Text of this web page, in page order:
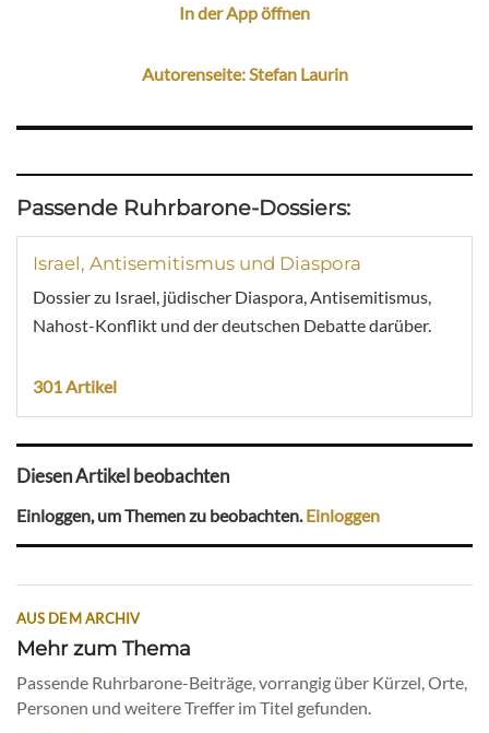
In der App öffnen
Autorenseite: Stefan Laurin
Passende Ruhrbarone-Dossiers:
Israel, Antisemitismus und Diaspora
Dossier zu Israel, jüdischer Diaspora, Antisemitismus,
Nahost-Konflikt und der deutschen Debatte darüber.
301 Artikel
Diesen Artikel beobachten
Einloggen, um Themen zu beobachten. Einloggen
AUS DEM ARCHIV
Mehr zum Thema
Passende Ruhrbarone-Beiträge, vorrangig über Kürzel, Orte,
Personen und weitere Treffer im Titel gefunden.